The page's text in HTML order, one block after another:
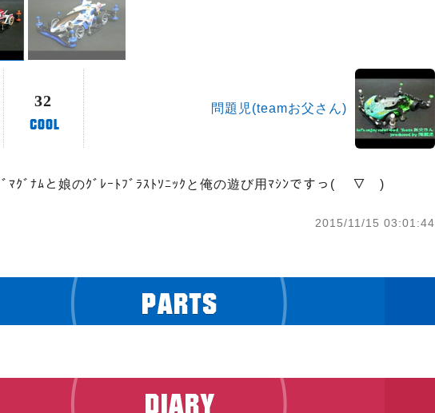
32 問題児(teamお父さん)
2015/11/15 03:01:44